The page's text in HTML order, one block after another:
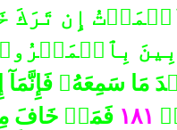
إِن تَرَكَ
مَا سَمِعَهُۥ
١٨١ فَمَنۡ خَافَ